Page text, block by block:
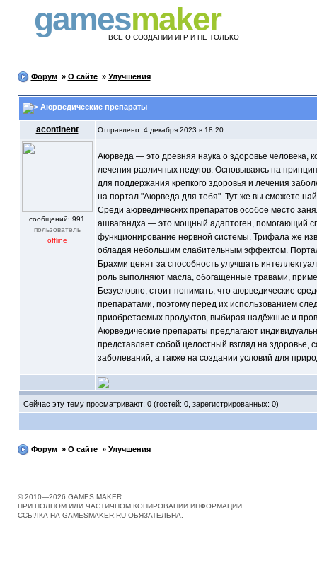
gamesmaker
ВСЕ О СОЗДАНИИ ИГР И НЕ ТОЛЬКО
Форум» О сайте» Улучшения
Аюрведические препараты
acontinent Отправлено: 4 декабря 2023 в 18:20
cообщений: 991
пользователь
offline
Аюрведа — это древняя наука о здоровье человека,
лечения различных недугов. Основываясь на
для поддержания крепкого здоровья и лечения
на портал "Аюрведа для тебя". Тут же вы сможете
Среди аюрведических препаратов особое место
ашвагандха — это мощный адаптоген, помогающий
функционирование нервной системы. Трифала же
обладая небольшим слабительным эффектом.
Брахми ценят за способность улучшать
роль выполняют масла, обогащенные травами,
Безусловно, стоит понимать, что аюрведические
препаратами, поэтому перед их использованием
приобретаемых продуктов, выбирая надёжные и
Аюрведические препараты предлагают
представляет собой целостный взгляд на
заболеваний, а также на создании условий для
Сейчас эту тему просматривают: 0 (гостей: 0, зарегистрированных: 0)
Форум» О сайте» Улучшения
© 2010—2026 GAMES MAKER
ПРИ ПОЛНОМ ИЛИ ЧАСТИЧНОМ КОПИРОВАНИИ ИНФОРМАЦИИ
ССЫЛКА НА GAMESMAKER.RU ОБЯЗАТЕЛЬНА.